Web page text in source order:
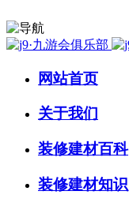
网站首页
关于我们
装修建材百科
装修建材知识